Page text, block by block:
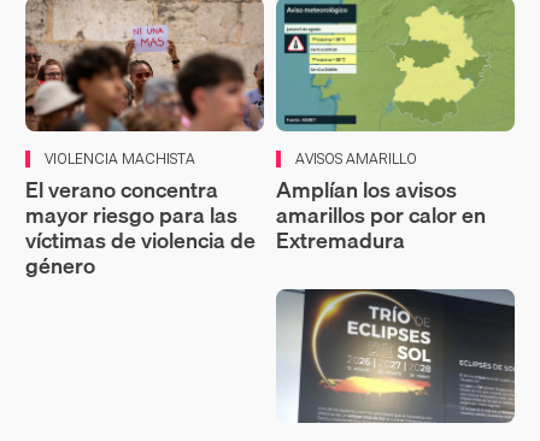
VIOLENCIA MACHISTA
El verano concentra
mayor riesgo para las
víctimas de violencia de
género
AVISOS AMARILLO
Amplían los avisos
amarillos por calor en
Extremadura